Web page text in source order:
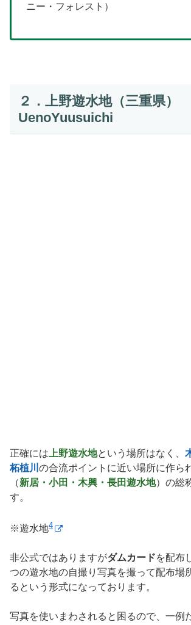
ニー・フォレスト）
２．上野遊水地（三重県）
UenoYuusuichi
正確には 上野遊水地という場所はなく、
柘植川 の合流ポイントに近い場所に作ら
（新居・小田・木興・長田遊水地）の総
す。
※遊水地4
非公式ではありますがダムカードを配布
つの遊水地の自撮り写真を撮って配布場
るという形式になっております。
写真を使いまわされると困るので、一例